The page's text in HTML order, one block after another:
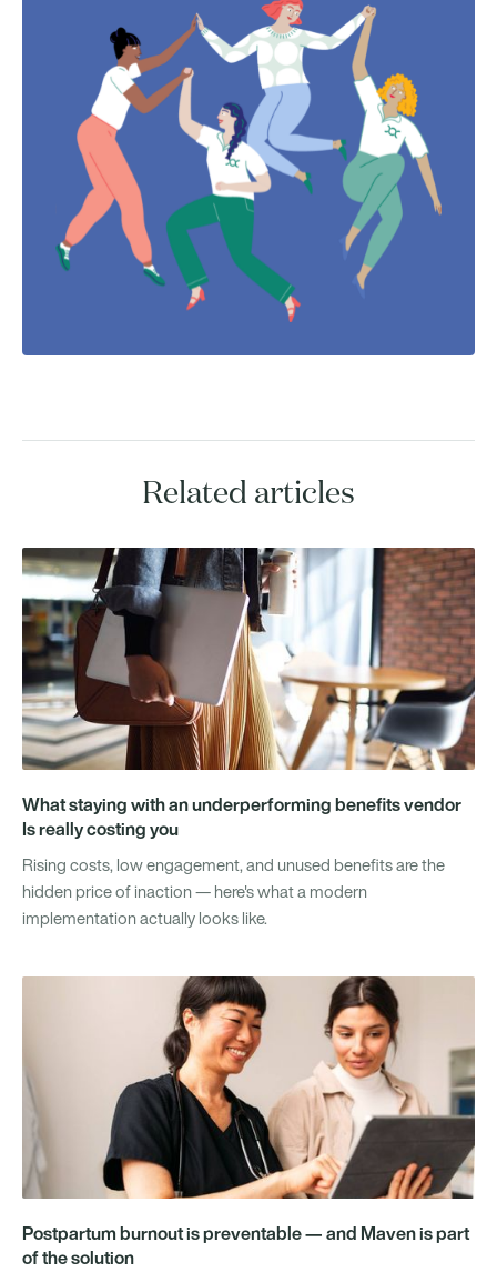
Related articles
What staying with an underperforming benefits vendor
Is really costing you
Rising costs, low engagement, and unused benefits are the
hidden price of inaction — here's what a modern
implementation actually looks like.
Postpartum burnout is preventable — and Maven is part
of the solution